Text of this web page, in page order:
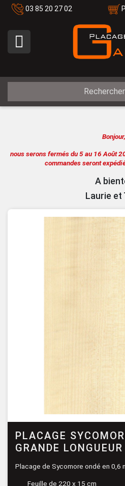
03 85 20 27 02

Bonjour,
nous serons fermés du 5 au 16 Août
commandes seront
A
Laurie et
PLACAGE
GRANDE LONGUEUR
Placage de Sycomore ondé en 0,6
Feuille de 220 x 15 cm